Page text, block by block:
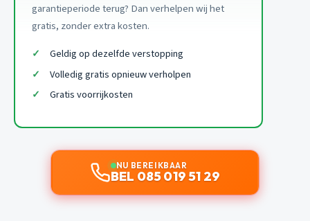
garantieperiode terug? Dan verhelpen wij het
gratis, zonder extra kosten.
Geldig op dezelfde verstopping
Volledig gratis opnieuw verholpen
Gratis voorrijkosten
NU BEREIKBAAR
BEL 085 019 51 29